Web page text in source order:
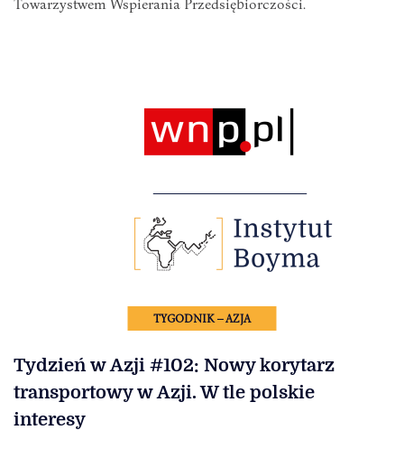
Towarzystwem Wspierania Przedsiębiorczości.
TYGODNIK – AZJA
Tydzień w Azji #102: Nowy korytarz
transportowy w Azji. W tle polskie
interesy